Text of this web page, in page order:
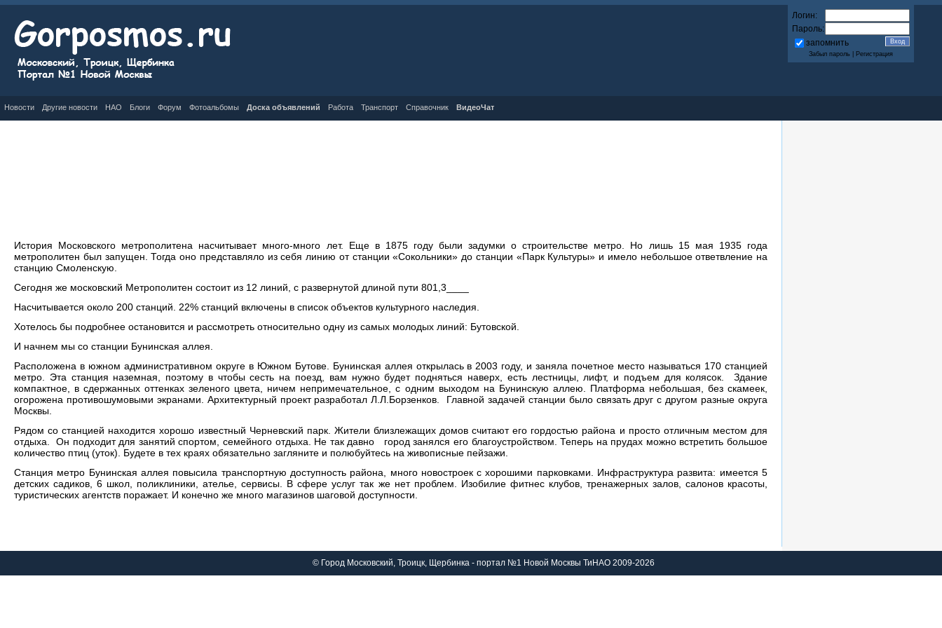
Логин:
Пароль:
запомнить
Забыл пароль Регистрация
Новости Другие новости НАО Блоги Форум Фотоальбомы Доска объявлений Работа Транспорт Справочник ВидеоЧат
История Московского метрополитена насчитывает много-много лет. Еще в 1875 году были задумки о строительстве метро. Но лишь 15 мая 1935 года
метрополитен был запущен. Тогда оно представляло из себя линию от станции «Сокольники» до станции «Парк Культуры» и имело небольшое ответвление на
станцию Смоленскую.
Сегодня же московский Метрополитен состоит из 12 линий, с развернутой длиной пути 801,3____
Насчитывается около 200 станций. 22% станций включены в список объектов культурного наследия.
Хотелось бы подробнее остановится и рассмотреть относительно одну из самых молодых линий: Бутовской.
И начнем мы со станции Бунинская аллея.
Расположена в южном административном округе в Южном Бутове. Бунинская аллея открылась в 2003 году, и заняла почетное место называться 170 станцией
метро. Эта станция наземная, поэтому в чтобы сесть на поезд, вам нужно будет подняться наверх, есть лестницы, лифт, и подъем для колясок. Здание
компактное, в сдержанных оттенках зеленого цвета, ничем непримечательное, с одним выходом на Бунинскую аллею. Платформа небольшая, без скамеек,
огорожена противошумовыми экранами. Архитектурный проект разработал Л.Л.Борзенков. Главной задачей станции было связать друг с другом разные округа
Москвы.
Рядом со станцией находится хорошо известный Черневский парк. Жители близлежащих домов считают его гордостью района и просто отличным местом для
отдыха. Он подходит для занятий спортом, семейного отдыха. Не так давно город занялся его благоустройством. Теперь на прудах можно встретить большое
количество птиц (уток). Будете в тех краях обязательно загляните и полюбуйтесь на живописные пейзажи.
Станция метро Бунинская аллея повысила транспортную доступность района, много новостроек с хорошими парковками. Инфраструктура развита: имеется 5
детских садиков, 6 школ, поликлиники, ателье, сервисы. В сфере услуг так же нет проблем. Изобилие фитнес клубов, тренажерных залов, салонов красоты,
туристических агентств поражает. И конечно же много магазинов шаговой доступности.
© Город Московский, Троицк, Щербинка - портал №1 Новой Москвы ТиНАО 2009-2026